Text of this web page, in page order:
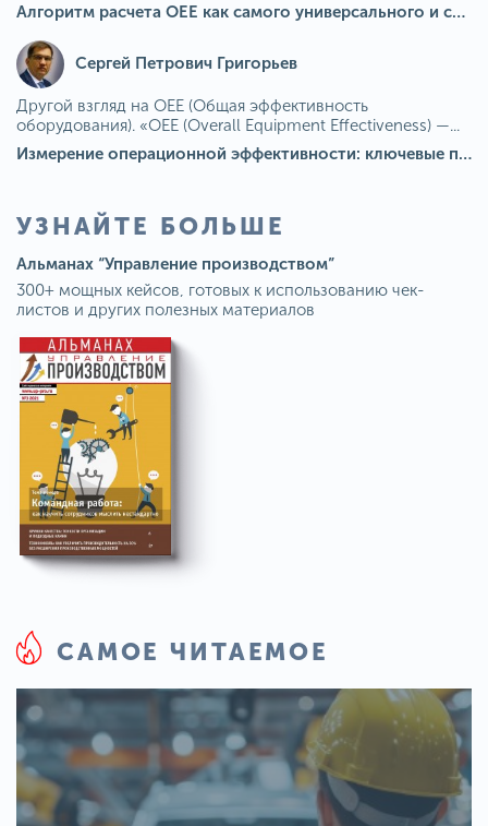
Алгоритм расчета ОЕЕ как самого универсального и современного показателя эффективности оборудования в мире
Сергей Петрович Григорьев
Другой взгляд на OEE (Общая эффективность
оборудования). «OEE (Overall Equipment Effectiveness) —...
Измерение операционной эффективности: ключевые показатели для непрерывного совершенствования
УЗНАЙТЕ БОЛЬШЕ
Альманах “Управление производством”
300+ мощных кейсов, готовых к использованию чек-
листов и других полезных материалов
САМОЕ ЧИТАЕМОЕ